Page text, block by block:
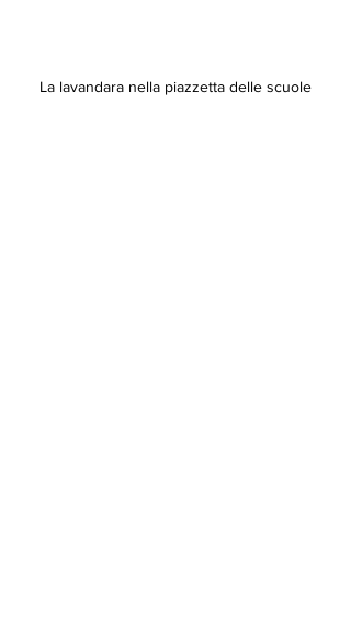
La lavandara nella piazzetta delle scuole